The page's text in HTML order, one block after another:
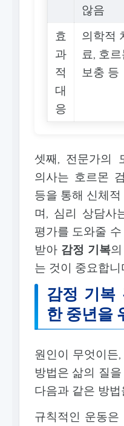
않음
효
과
적
대
응
의학적
료, 호
보충 등
셋째, 전문가의
의사는 호르몬
등을 통해 신체
며, 심리 상담사
평가를 도와줄
받아 감정 기복
는 것이 중요합니
감정 기복
한 중년을
원인이 무엇이든,
방법은 삶의 질
다음과 같은 방
규칙적인 운동